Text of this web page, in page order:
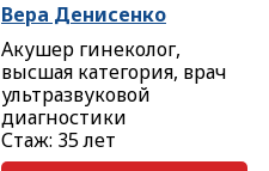
Вера Денисенко
Акушер гинеколог,
высшая категория, врач
ультразвуковой
диагностики
Стаж: 35 лет